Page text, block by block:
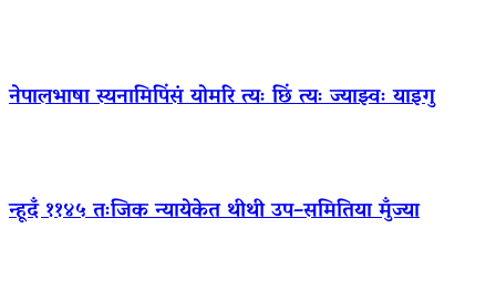
नेपालभाषा स्यनामिपिंसं योमरि त्यः छिं त्यः ज्याझ्वः याइगु
न्हूदँ ११४५ तःजिक न्यायेकेत थीथी उप–समितिया मुँज्या